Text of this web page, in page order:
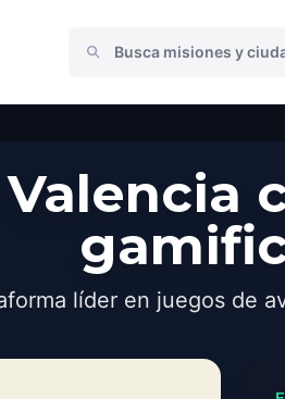
líder en juegos de